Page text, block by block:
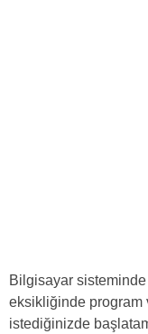
Bilgisayar
eksikliğinde program
istediğinizde